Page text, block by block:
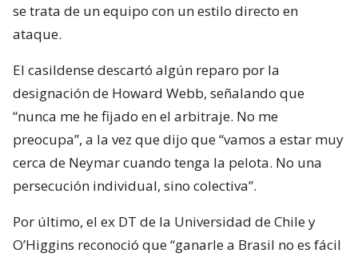
se trata de un equipo con un estilo directo en
ataque.
El casildense descartó algún reparo por la
designación de Howard Webb, señalando que
“nunca me he fijado en el arbitraje. No me
preocupa”, a la vez que dijo que “vamos a estar muy
cerca de Neymar cuando tenga la pelota. No una
persecución individual, sino colectiva”.
Por último, el ex DT de la Universidad de Chile y
O’Higgins reconoció que “ganarle a Brasil no es fácil